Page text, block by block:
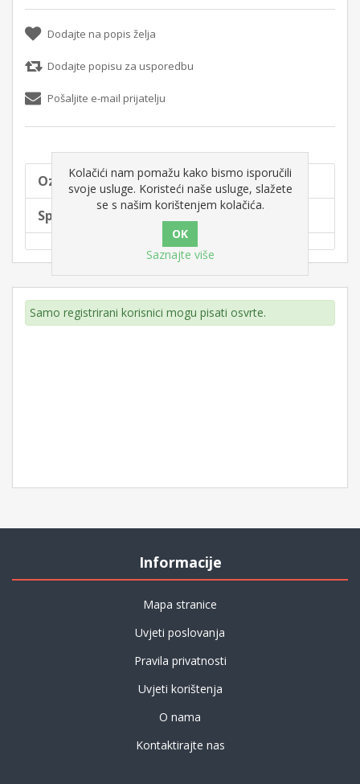
Dodajte na popis želja
Dodajte popisu za usporedbu
Pošaljite e-mail prijatelju
Oznake proizvoda
Specifikacije proizvoda
Samo registrirani korisnici mogu pisati osvrte.
Informacije
Mapa stranice
Uvjeti poslovanja
Pravila privatnosti
Uvjeti korištenja
O nama
Kontaktirajte nas
Kolačići nam pomažu kako bismo isporučili
svoje usluge. Koristeći naše usluge, slažete
se s našim korištenjem kolačića.
Saznajte više